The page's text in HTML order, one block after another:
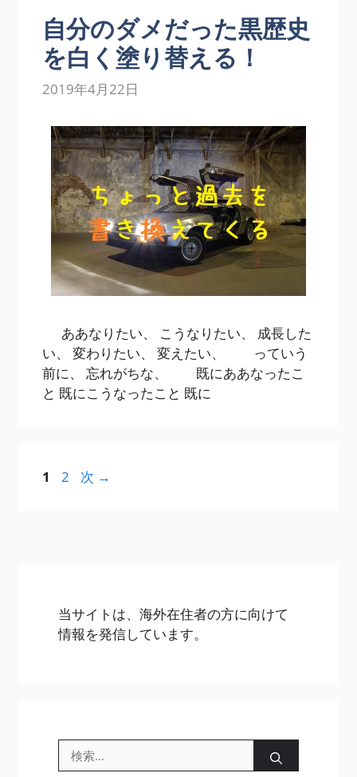
自分のダメだった黒歴史
を白く塗り替える！
2019年4月22日
ああなりたい、 こうなりたい、 成長した
い、 変わりたい、 変えたい、 っていう
前に、 忘れがちな、 既にああなったこ
と 既にこうなったこと 既に
ペ
1
ペ
2 次 →
当サイトは、海外在住者の方に向けて
情報を発信しています。
検
索: